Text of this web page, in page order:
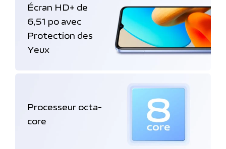
Écran HD+ de
6,51 po avec
Protection des
Yeux
Processeur octa-
core